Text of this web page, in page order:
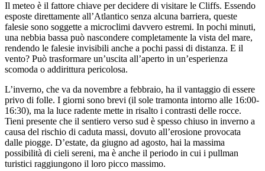
Il meteo è il fattore chiave per decidere di visitare le Cliffs. Essendo
esposte direttamente all’Atlantico senza alcuna barriera, queste
falesie sono soggette a microclimi davvero estremi. In pochi minuti,
una nebbia bassa può nascondere completamente la vista del mare,
rendendo le falesie invisibili anche a pochi passi di distanza. E il
vento? Può trasformare un’uscita all’aperto in un’esperienza
scomoda o addirittura pericolosa.
L’inverno, che va da novembre a febbraio, ha il vantaggio di essere
privo di folle. I giorni sono brevi (il sole tramonta intorno alle 16:00-
16:30), ma la luce radente mette in risalto i contrasti delle rocce.
Tieni presente che il sentiero verso sud è spesso chiuso in inverno a
causa del rischio di caduta massi, dovuto all’erosione provocata
dalle piogge. D’estate, da giugno ad agosto, hai la massima
possibilità di cieli sereni, ma è anche il periodo in cui i pullman
turistici raggiungono il loro picco massimo.